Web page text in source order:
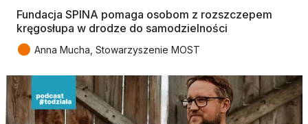
Fundacja SPINA pomaga osobom z rozszczepem
kręgosłupa w drodze do samodzielności
● Anna Mucha, Stowarzyszenie MOST